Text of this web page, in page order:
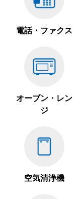
電話・ファクス
オーブン・レン
ジ
空気清浄機